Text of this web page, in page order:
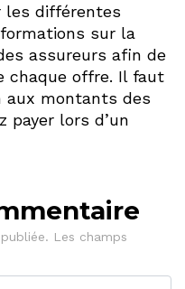
les différentes
sur la
assureurs afin de
chaque offre. Il faut
montants des
payer lors d’un
Les champs